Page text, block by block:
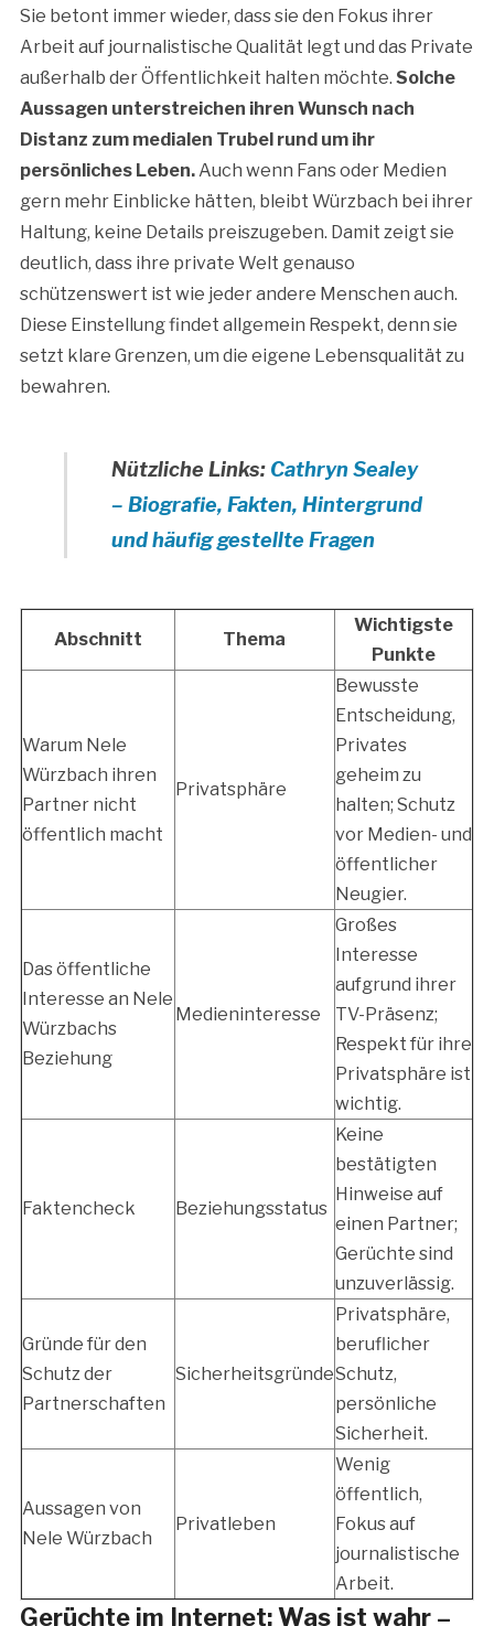
Sie betont immer wieder, dass sie den Fokus ihrer
Arbeit auf journalistische Qualität legt und das Private
außerhalb der Öffentlichkeit halten möchte. Solche
Aussagen unterstreichen ihren Wunsch nach
Distanz zum medialen Trubel rund um ihr
persönliches Leben.Auch wenn Fans oder Medien
gern mehr Einblicke hätten, bleibt Würzbach bei ihrer
Haltung, keine Details preiszugeben. Damit zeigt sie
deutlich, dass ihre private Welt genauso
schützenswert ist wie jeder andere Menschen auch.
Diese Einstellung findet allgemein Respekt, denn sie
setzt klare Grenzen, um die eigene Lebensqualität zu
bewahren.
Nützliche Links: Cathryn Sealey
– Biografie, Fakten, Hintergrund
und häufig gestellte Fragen
Abschnitt Thema
Wichtigste
Punkte
Warum Nele
Würzbach ihren
Partner nicht
öffentlich macht
Privatsphäre
Bewusste
Entscheidung,
Privates
geheim zu
halten; Schutz
vor Medien- und
öffentlicher
Neugier.
Das öffentliche
Interesse an Nele
Würzbachs
Beziehung
Medieninteresse
Großes
Interesse
aufgrund ihrer
TV-Präsenz;
Respekt für ihre
Privatsphäre ist
wichtig.
Faktencheck Beziehungsstatus
Keine
bestätigten
Hinweise auf
einen Partner;
Gerüchte sind
unzuverlässig.
Gründe für den
Schutz der
Partnerschaften
Sicherheitsgründe
Privatsphäre,
beruflicher
Schutz,
persönliche
Sicherheit.
Aussagen von
Nele Würzbach
Privatleben
Wenig
öffentlich,
Fokus auf
journalistische
Arbeit.
Gerüchte im Internet: Was ist wahr –